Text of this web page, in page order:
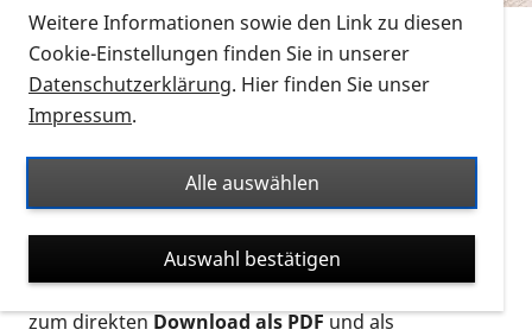
Thema Infomaterial auf der PRO RETINA-Website
für blinde und sehbehinderte Menschen an.
Auf dieser Seite finden Sie sämtliches Infomaterial
Ort. Nutzen Sie den Formatfilter, um ausschließlich
nach Flyern und Broschüren, Audios oder Videos zu
suchen. Die meisten Flyer und Broschüren werden in
verschiedenen Formaten angeboten: zur
postalischen Bestellung als gedruckte Variante
zum direktenDownload als PDFund als
Weitere Informationen sowie den Link zu diesen
Cookie-Einstellungen finden Sie in unserer
Datenschutzerklärung. Hier finden Sie unser
Impressum.
Alle auswählen
Auswahl bestätigen